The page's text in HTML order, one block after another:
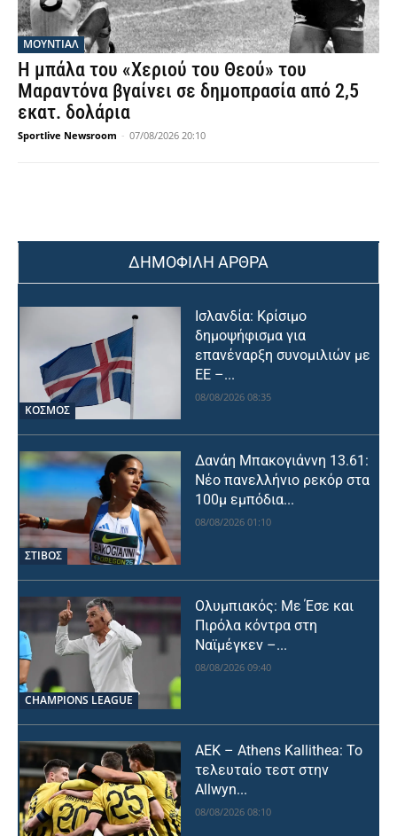
ΜΟΥΝΤΙΆΛ
Η μπάλα του «Χεριού του Θεού» του
Μαραντόνα βγαίνει σε δημοπρασία από 2,5
εκατ. δολάρια
Sportlive Newsroom - 07/08/2026 20:10
ΔΗΜΟΦΙΛΗ ΑΡΘΡΑ
ΚΟΣΜΟΣ
Ισλανδία: Κρίσιμο
δημοψήφισμα για
επανέναρξη συνομιλιών με
ΕΕ –...
08/08/2026 08:35
ΣΤΙΒΟΣ
Δανάη Μπακογιάννη 13.61:
Νέο πανελλήνιο ρεκόρ στα
100μ εμπόδια...
08/08/2026 01:10
CHAMPIONS LEAGUE
Ολυμπιακός: Με Έσε και
Πιρόλα κόντρα στη
Ναϊμέγκεν –...
08/08/2026 09:40
ΑΕΚ – Athens Kallithea: Το
τελευταίο τεστ στην
Allwyn...
08/08/2026 08:10